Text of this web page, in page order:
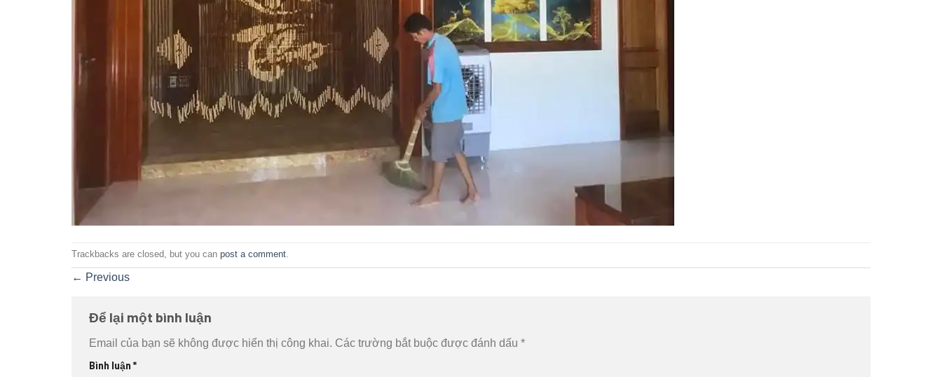
Trackbacks are closed, but you can post a comment
← Previous
Để lại một bình luận
Email của bạn sẽ không được hiển thị công khai. Các trường bắt buộc được đánh dấu *
Bình luận *